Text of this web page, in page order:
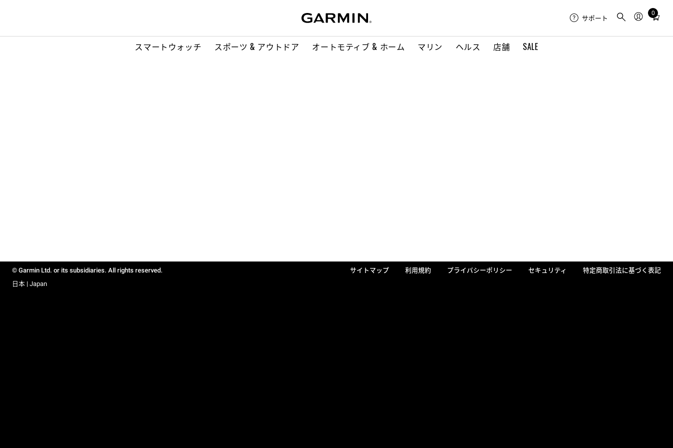
スマートウォッチ スポーツ & アウトドア オートモティブ & ホーム マリン ヘルス 店舗 SALE
サポート
0
Total
in
© Garmin Ltd. or its subsidiaries. All rights reserved. サイトマップ 利用規約 プライバシーポリシー セキュリティ
特定商取引法に基づく表記
日本 | Japan